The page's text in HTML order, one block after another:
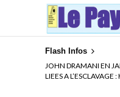
Flash Infos
JOHN DRAMANI
LIEES A
ELECTION DE TALON
Quand Patrice quitte